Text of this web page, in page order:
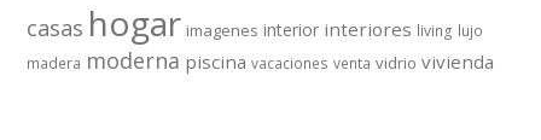
casas hogar imagenes interior interiores living lujo
madera moderna piscina vacaciones venta vidrio vivienda